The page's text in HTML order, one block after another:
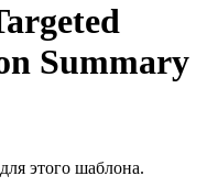
Summary
этого шаблона.